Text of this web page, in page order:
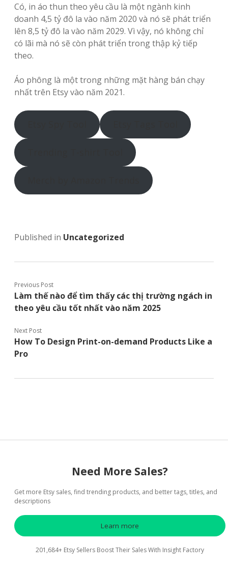
Có, in áo thun theo yêu cầu là một ngành kinh
doanh 4,5 tỷ đô la vào năm 2020 và nó sẽ phát triển
lên 8,5 tỷ đô la vào năm 2029. Vì vậy, nó không chỉ
có lãi mà nó sẽ còn phát triển trong thập kỷ tiếp
theo.
Áo phông là một trong những mặt hàng bán chạy
nhất trên Etsy vào năm 2021.
Published in Uncategorized
Previous Post
Làm thế nào để tìm thấy các thị trường ngách in
theo yêu cầu tốt nhất vào năm 2025
Next Post
How To Design Print-on-demand Products Like a
Pro
Need More Sales?
Get more Etsy sales, find trending products, and better tags, titles, and
descriptions
Learn more
201,684+ Etsy Sellers Boost Their Sales With Insight Factory